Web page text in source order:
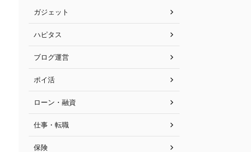
ガジェット
ハピタス
ブログ運営
ポイ活
ローン・融資
仕事・転職
保険